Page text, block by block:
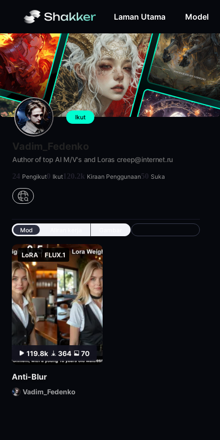
Laman Utama Model
Ikut
Vadim_Fedenko
Author of top AI M/V's and Loras creep@internet.ru
24 Pengikut0 Ikut 120.2k Kiraan Penggunaan50 Suka
Mod
119.8k 364 70
LoRA FLUX.1
Anti-Blur
Vadim_Fedenko